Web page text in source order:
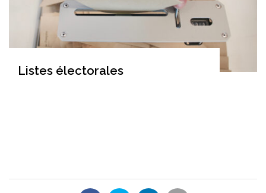
Listes électorales